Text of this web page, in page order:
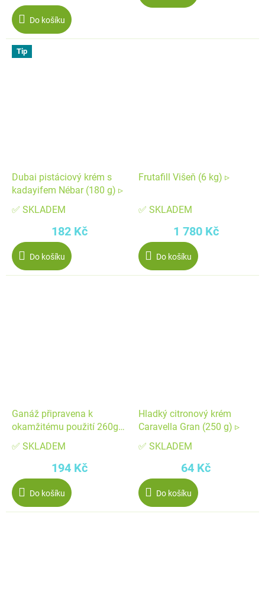
cena:
Do košíku
Tip
Dubai pistáciový krém s
kadayifem Nébar (180 g) ▹
✅ SKLADEM
182 Kč
Do košíku
Frutafill Višeň (6 kg) ▹
✅ SKLADEM
1 780 Kč
Do košíku
Ganáž připravena k
okamžitému použití 260g
✅ SKLADEM
194 Kč
Do košíku
Hladký citronový krém
Caravella Gran (250 g) ▹
✅ SKLADEM
64 Kč
Do košíku